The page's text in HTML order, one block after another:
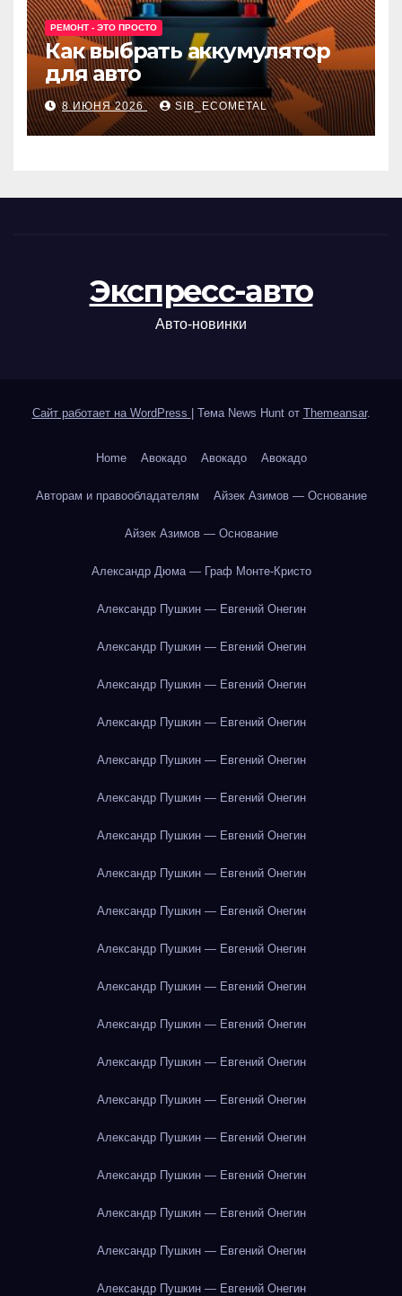
РЕМОНТ - ЭТО ПРОСТО
Как выбрать аккумулятор
для авто
8 ИЮНЯ 2026 SIB_ECOMETAL
Экспресс-авто
Авто-новинки
Сайт работает на WordPress Тема News Hunt от Themeansar.
Home Авокадо Авокадо Авокадо
Авторам и правообладателям Айзек Азимов — Основание
Айзек Азимов — Основание
Александр Дюма — Граф Монте-Кристо
Александр Пушкин — Евгений Онегин
Александр Пушкин — Евгений Онегин
Александр Пушкин — Евгений Онегин
Александр Пушкин — Евгений Онегин
Александр Пушкин — Евгений Онегин
Александр Пушкин — Евгений Онегин
Александр Пушкин — Евгений Онегин
Александр Пушкин — Евгений Онегин
Александр Пушкин — Евгений Онегин
Александр Пушкин — Евгений Онегин
Александр Пушкин — Евгений Онегин
Александр Пушкин — Евгений Онегин
Александр Пушкин — Евгений Онегин
Александр Пушкин — Евгений Онегин
Александр Пушкин — Евгений Онегин
Александр Пушкин — Евгений Онегин
Александр Пушкин — Евгений Онегин
Александр Пушкин — Евгений Онегин
Александр Пушкин — Евгений Онегин